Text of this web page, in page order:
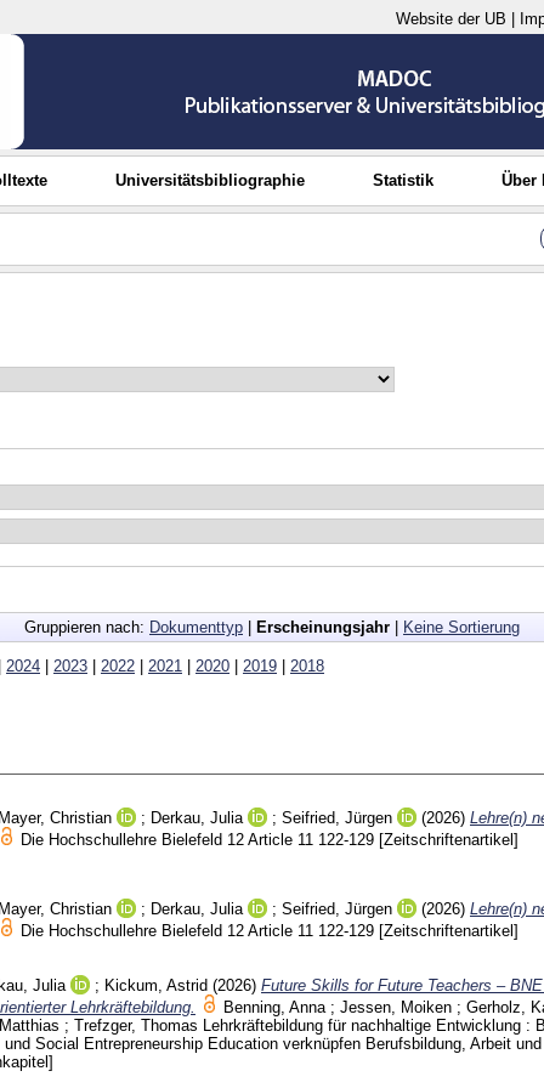
Website der UB
Universitätsbibliographie Statistik Über
Gruppieren nach: Dokumenttyp Erscheinungsjahr Keine Sortierung
2024 2023 2022 2021 2020 2019 2018
Christian ; Derkau, Julia ; Seifried, Jürgen (2026) Lehre(n)
Die Hochschullehre Bielefeld 12 Article 11 122-129 [Zeitschriftenartikel]
Christian ; Derkau, Julia ; Seifried, Jürgen (2026) Lehre(n)
Die Hochschullehre Bielefeld 12 Article 11 122-129 [Zeitschriftenartikel]
Julia ; Kickum, Astrid (2026) Future Skills for Future Teachers –
Lehrkräftebildung.
Benning, Anna; Jessen, Moiken ; Gerholz,
; Trefzger, Thomas Lehrkräftebildung für nachhaltige Entwicklung :
Social Entrepreneurship Education verknüpfen Berufsbildung, Arbeit